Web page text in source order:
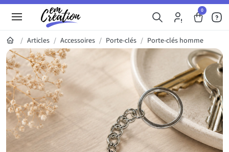
0
Articles Accessoires Porte-clés Porte-clés homme
Galerie du produit